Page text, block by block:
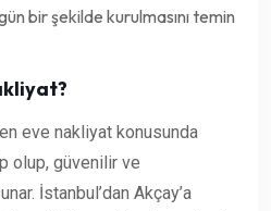
bir şekilde kurulmasını temin
eve nakliyat konusunda
olup, güvenilir ve
İstanbul’dan Akçay’a